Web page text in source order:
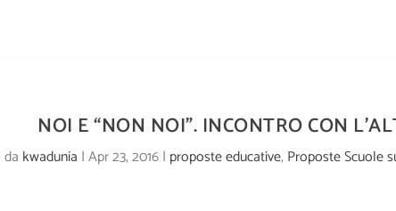
NOI E “NON NOI”. INCONTRO CON
kwadunia |Apr 23, 2016| proposte educative,Proposte Scuole